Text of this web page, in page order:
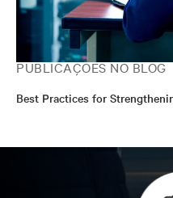
PUBLICAÇÕES NO BLOG
Best Practices for